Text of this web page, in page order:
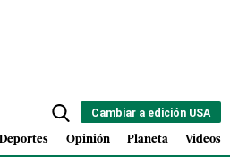
Cambiar a edición USA
Deportes Opinión Planeta Videos